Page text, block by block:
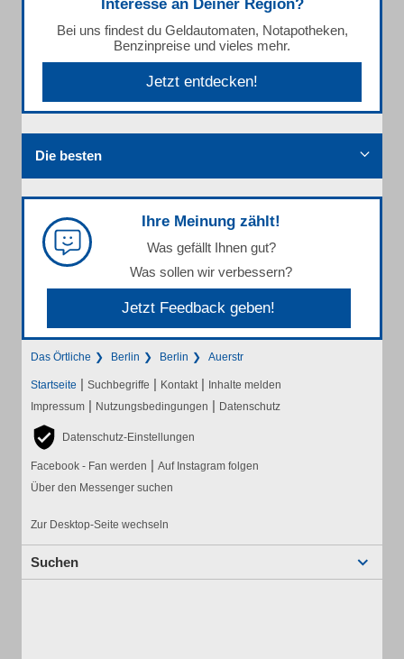
Interesse an Deiner Region?
Bei uns findest du Geldautomaten, Notapotheken,
Benzinpreise und vieles mehr.
Jetzt entdecken!
Die besten
Ihre Meinung zählt!
Was gefällt Ihnen gut?
Was sollen wir verbessern?
Jetzt Feedback geben!
Das Örtliche Berlin Berlin Auerstr
Startseite | Suchbegriffe | Kontakt | Inhalte melden
Impressum | Nutzungsbedingungen | Datenschutz
Datenschutz-Einstellungen
Facebook - Fan werden | Auf Instagram folgen
Über den Messenger suchen
Zur Desktop-Seite wechseln
Suchen